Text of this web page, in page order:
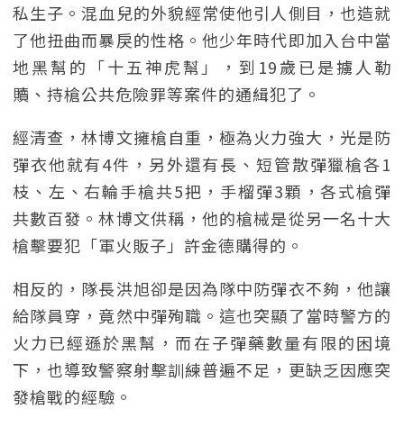
私生子。混血兒的外貌經常使他引人側目，也造就
了他扭曲而暴戾的性格。他少年時代即加入台中當
地黑幫的「十五神虎幫」，到19歲已是擄人勒
贖、持槍公共危險罪等案件的通緝犯了。
經清查，林博文擁槍自重，極為火力強大，光是防
彈衣他就有4件，另外還有長、短管散彈獵槍各1
枝、左、右輪手槍共5把，手榴彈3顆，各式槍彈
共數百發。林博文供稱，他的槍械是從另一名十大
槍擊要犯「軍火販子」許金德購得的。
相反的，隊長洪旭卻是因為隊中防彈衣不夠，他讓
給隊員穿，竟然中彈殉職。這也突顯了當時警方的
火力已經遜於黑幫，而在子彈藥數量有限的困境
下，也導致警察射擊訓練普遍不足，更缺乏因應突
發槍戰的經驗。